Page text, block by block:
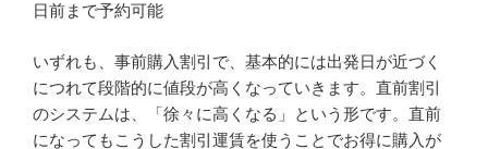
日前まで予約可能
いずれも、事前購入割引で、基本的には出発日が近づく
につれて段階的に値段が高くなっていきます。直前割引
のシステムは、「徐々に高くなる」という形です。直前
になってもこうした割引運賃を使うことでお得に購入が